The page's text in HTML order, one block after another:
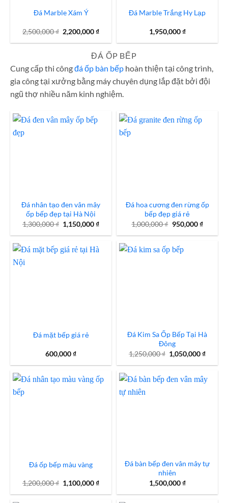
Đá Marble Xám Ý
2,500,000₫ Giá
gốc
là:
2,500,000 ₫.
2,200,000₫Giá
tại
là:
2,200,000 ₫.
Đá Marble Trắng Hy Lạp
1,950,000₫
ĐÁ ỐP BẾP
Cung cấp thi côngđá ốp bàn bếp hoàn thiện tại công trình,
gia công tại xưởng bằng máy chuyên dụng lắp đặt bởi đội
ngũ thợ nhiều năm kinh nghiệm.
Đá nhân tạo đen vân mây
ốp bếp đẹp tại Hà Nội
1,300,000₫ Giá
gốc
là:
1,300,000 ₫.
1,150,000₫Giá
tại
1,150,000 ₫.
Đá hoa cương đen rừng ốp
bếp đẹp giá rẻ
1,000,000₫ Giá
là:
1,000,000 ₫.
950,000₫Giá
tại
Đá mặt bếp giá rẻ
600,000₫
Đá Kim Sa Ốp Bếp Tại Hà
Đông
1,250,000₫ Giá
gốc
là:
1,250,000 ₫.
1,050,000₫Giá
tại
Đá ốp bếp màu vàng
1,200,000₫ Giá
gốc
là:
1,100,000₫Giá
tại
Đá bàn bếp đen vân mây tự
nhiên
1,500,000₫